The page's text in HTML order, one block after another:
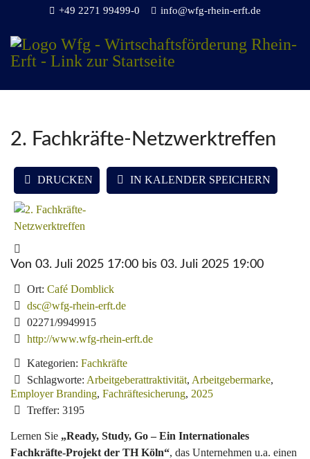
+49 2271 99499-0 info@wfg-rhein-erft.de
2. Fachkräfte-Netzwerktreffen
DRUCKEN IN KALENDER SPEICHERN
Von 03. Juli 2025 17:00 bis 03. Juli 2025 19:00
Ort: Café Domblick
dsc@wfg-rhein-erft.de
02271/9949915
http://www.wfg-rhein-erft.de
Kategorien: Fachkräfte
Schlagworte: Arbeitgeberattraktivität, Arbeitgebermarke,
Employer Branding, Fachräftesicherung, 2025
Treffer: 3195
Lernen Sie „Ready, Study, Go – Ein Internationales
Fachkräfte-Projekt der TH Köln“, das Unternehmen u.a. einen